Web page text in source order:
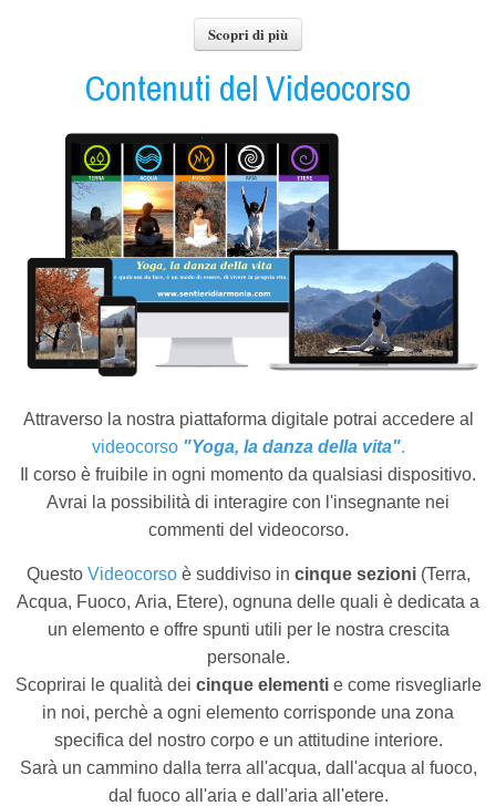
Scopri di più
Contenuti del Videocorso
Attraverso la nostra piattaforma digitale potrai accedere al
videocorso "Yoga, la danza della vita".
Il corso è fruibile in ogni momento da qualsiasi dispositivo.
Avrai la possibilità di interagire con l'insegnante nei
commenti del videocorso.
Questo Videocorsoè suddiviso in cinque sezioni (Terra,
Acqua, Fuoco, Aria, Etere), ognuna delle quali è dedicata a
un elemento e offre spunti utili per le nostra crescita
personale.
Scoprirai le qualità dei cinque elementie come risvegliarle
in noi, perchè a ogni elemento corrisponde una zona
specifica del nostro corpo e un attitudine interiore.
Sarà un cammino dalla terra all'acqua, dall'acqua al fuoco,
dal fuoco all'aria e dall'aria all'etere.